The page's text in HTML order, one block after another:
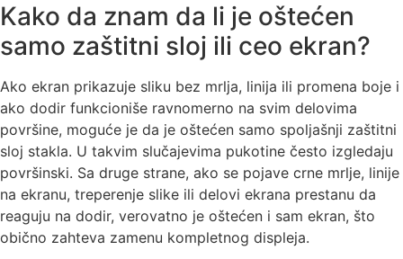
Kako da znam da li je oštećen
samo zaštitni sloj ili ceo ekran?
Ako ekran prikazuje sliku bez mrlja, linija ili promena boje i
ako dodir funkcioniše ravnomerno na svim delovima
površine, moguće je da je oštećen samo spoljašnji zaštitni
sloj stakla. U takvim slučajevima pukotine često izgledaju
površinski. Sa druge strane, ako se pojave crne mrlje, linije
na ekranu, treperenje slike ili delovi ekrana prestanu da
reaguju na dodir, verovatno je oštećen i sam ekran, što
obično zahteva zamenu kompletnog displeja.